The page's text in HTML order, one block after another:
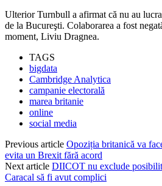
Ulterior Turnbull a afirmat că nu au
de la Bucureşti. Colaborarea a fost
moment, Liviu Dragnea.
TAGS
bigdata
Cambridge Analytica
campanie electorală
marea britanie
online
social media
Previous article Opoziția britanică va
evita un Brexit fără acord
Next article DIICOT nu exclude
Caracal să fi avut complici